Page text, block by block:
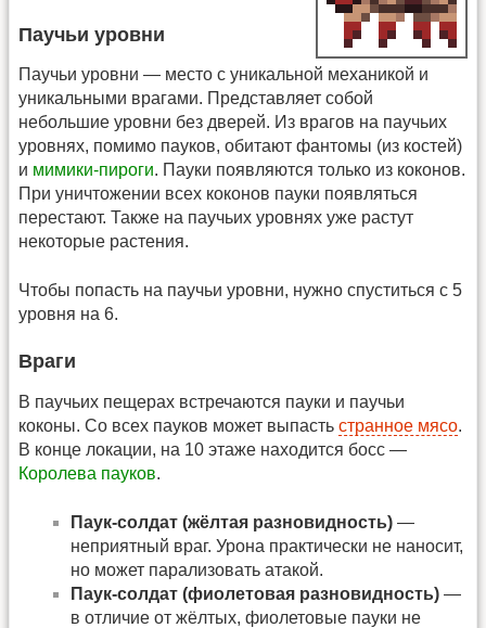
Паучьи уровни
Паучьи уровни — место с уникальной механикой и
уникальными врагами. Представляет собой
небольшие уровни без дверей. Из врагов на паучьих
уровнях, помимо пауков, обитают фантомы (из костей)
и мимики-пироги. Пауки появляются только из коконов.
При уничтожении всех коконов пауки появляться
перестают. Также на паучьих уровнях уже растут
некоторые растения.
Чтобы попасть на паучьи уровни, нужно спуститься с 5
уровня на 6.
Враги
В паучьих пещерах встречаются пауки и паучьи
коконы. Со всех пауков может выпасть странное мясо.
В конце локации, на 10 этаже находится босс —
Королева пауков.
Паук-солдат (жёлтая разновидность) —
неприятный враг. Урона практически не наносит,
но может парализовать атакой.
Паук-солдат (фиолетовая разновидность) —
в отличие от жёлтых, фиолетовые пауки не